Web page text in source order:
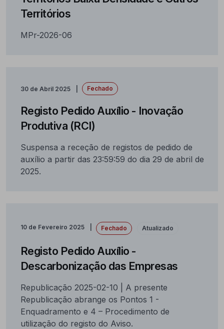
Territórios
MPr-2026-06
30 de Abril 2025 Fechado
Registo Pedido Auxílio - Inovação
Produtiva (RCI)
Suspensa a receção de registos de pedido de
auxílio a partir das 23:59:59 do dia 29 de abril de
2025.
10 de Fevereiro 2025 Fechado Atualizado
Registo Pedido Auxílio -
Descarbonização das Empresas
Republicação 2025-02-10 | A presente
Republicação abrange os Pontos 1 -
Enquadramento e 4 – Procedimento de
utilização do registo do Aviso.